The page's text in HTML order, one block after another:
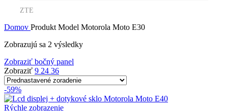
ZTE
Domov Produkt Model Motorola Moto E30
Zobrazujú sa 2 výsledky
Zobraziť bočný panel
Zobraziť 9 24 36
-59%
Rýchle zobrazenie